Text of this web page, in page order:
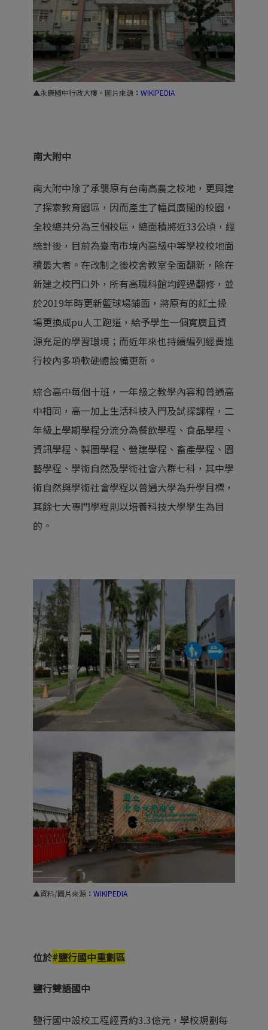
▲永康國中行政大樓。圖片來源 ： WIKIPEDIA
南大附中
南大附中除了承襲原有台南高農之校地，更興建
了探索教育園區，因而產生了幅員廣闊的校園，
全校總共分為三個校區，總面積將近33公頃，經
統計後，目前為臺南市境內高級中等學校校地面
積最大者。在改制之後校舍教室全面翻新，除在
新建之校門口外，所有高職科館均經過翻修，並
於2019年時更新籃球場鋪面，將原有的紅土操
場更換成pu人工跑道，給予學生一個寬廣且資
源充足的學習環境；而近年來也持續編列經費進
行校內多項軟硬體設備更新。
綜合高中每個十班，一年級之教學內容和普通高
中相同，高一加上生活科技入門及試探課程，二
年級上學期學程分流分為餐飲學程、食品學程、
資訊學程、製圖學程、營建學程、畜產學程、園
藝學程、學術自然及學術社會六群七科，其中學
術自然與學術社會學程以普通大學為升學目標，
其餘七大專門學程則以培養科技大學學生為目
的。
▲資料/圖片來源 ： WIKIPEDIA
位於#鹽行國中重劃區
鹽行雙語國中
鹽行國中設校工程經費約3.3億元，學校規劃每